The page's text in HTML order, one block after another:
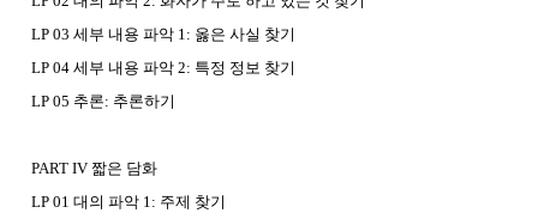
LP 03 세부 내용 파악 1: 옳은 사실 찾기
LP 04 세부 내용 파악 2: 특정 정보 찾기
LP 05 추론: 추론하기
PART IV 짧은 담화
LP 01 대의 파악 1: 주제 찾기